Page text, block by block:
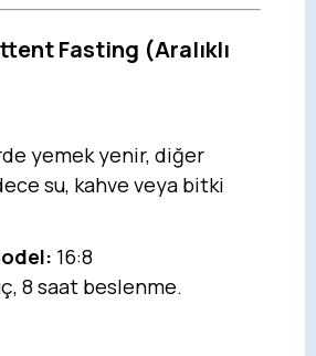
Fasting (Aralıklı
yemek yenir, diğer
su, kahve veya bitki
16:8
8 saat beslenme.